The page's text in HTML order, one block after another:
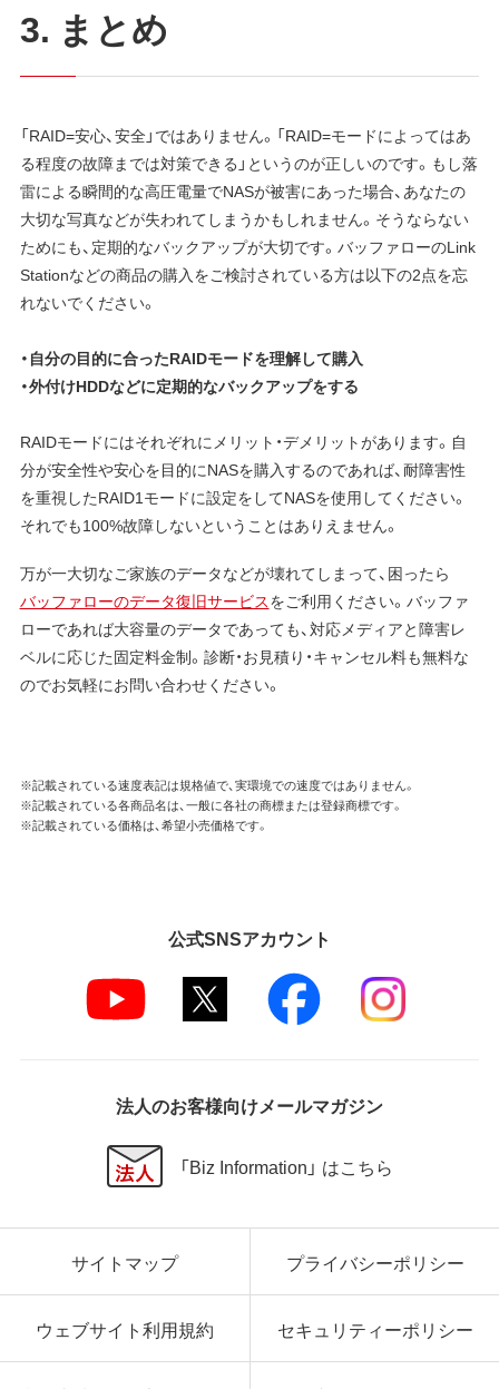
3. まとめ
「RAID=安心、安全」ではありません。「RAID=モードによってはあ
る程度の故障までは対策できる」というのが正しいのです。もし落
雷による瞬間的な高圧電量でNASが被害にあった場合、あなたの
大切な写真などが失われてしまうかもしれません。そうならない
ためにも、定期的なバックアップが大切です。バッファローのLink
Stationなどの商品の購入をご検討されている方は以下の2点を忘
れないでください。
・自分の目的に合ったRAIDモードを理解して購入
・外付けHDDなどに定期的なバックアップをする
RAIDモードにはそれぞれにメリット・デメリットがあります。自
分が安全性や安心を目的にNASを購入するのであれば、耐障害性
を重視したRAID1モードに設定をしてNASを使用してください。
それでも100%故障しないということはありえません。
万が一大切なご家族のデータなどが壊れてしまって、困ったら
バッファローのデータ復旧サービスをご利用ください。バッファ
ローであれば大容量のデータであっても、対応メディアと障害レ
ベルに応じた固定料金制。診断・お見積り・キャンセル料も無料な
のでお気軽にお問い合わせください。
※記載されている速度表記は規格値で、実環境での速度ではありません。
※記載されている各商品名は、一般に各社の商標または登録商標です。
※記載されている価格は、希望小売価格です。
公式SNSアカウント
法人のお客様向けメールマガジン
「Biz Information」 はこちら
サイトマップ プライバシーポリシー
ウェブサイト利用規約 セキュリティーポリシー